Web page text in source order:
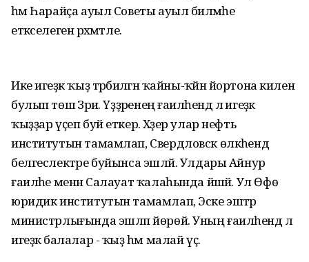
һәм Һарайҫа ауыл Советы ауыл биләмәһе
етәкселегенә рәхмәтле.
Ике игеҙәк ҡыҙ тәрбиәләгән ҡайны-ҡәйнә йортона килен
булып төшә Зәриә. Үҙҙәренең ғаиләһендә лә игеҙәк
ҡыҙҙар үҫеп буй еткерә. Хәҙер улар нефть
институтын тамамлап, Свердловск өлкәһендә
белгеслектәре буйынса эшләй. Улдары Айнур
ғаиләһе менән Салауат ҡалаһында йәшәй. Ул Өфө
юридик институтын тамамлап, Эске эштәр
министрлығында эшләп йөрөй. Уның ғаиләһендә лә
игеҙәк балалар - ҡыҙ һәм малай үҫә.